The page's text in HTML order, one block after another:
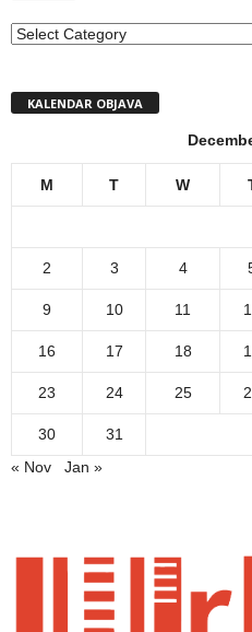
MENI
KALENDAR OBJAVA
M T W
2 3 4
9 10 11
16 17 18
23 24 25
30
31
« Nov
Jan »